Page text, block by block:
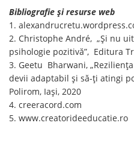
Bibliografie și resurse web
1.
2. Christophe André, „Și nu
psihologie pozitivă”, Editura
3. Geetu Bharwani,
devii adaptabil și să-ți atingi
Polirom, Iași, 2020
4. creeracord.com
5. www.creatorideeducatie.ro